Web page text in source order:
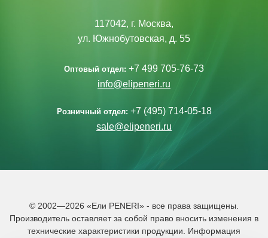
117042, г. Москва,
ул. Южнобутовская, д. 55
Оптовый отдел: +7 499 705-76-73
info@elipeneri.ru
Розничный отдел: +7 (495) 714-05-18
sale@elipeneri.ru
© 2002—2026 «Ели PENERI» - все права защищены.
Производитель оставляет за собой право вносить изменения в
технические характеристики продукции. Информация